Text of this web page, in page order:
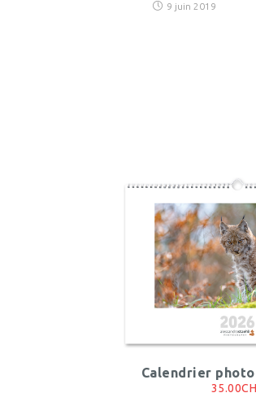
9 juin 2019
Calendrier